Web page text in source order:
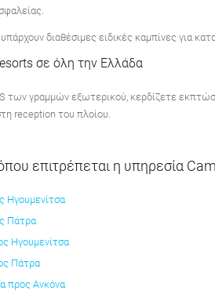
διαθέσιμες ειδικές καμπίνες για
σε όλη την Ελλάδα
των γραμμών εξωτερικού, κερδίζετε
reception του πλοίου.
επιτρέπεται η υπηρεσία
Ηγουμενίτσα
Πάτρα
Ηγουμενίτσα
Πάτρα
προς Ανκόνα